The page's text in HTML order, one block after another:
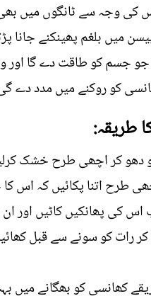
کی وجہ سے ٹانگوں میں بھی
میں بلغم پھینکنے جانا
جو جسم کو طاقت دے گا اور
کو روکنے میں مدد دے
طریقہ:
دھو کر اچھی طرح خشک
طرح اتنا پکائیں کہ اس کا
کی پھانکیں کاٹیں اور ان
کر رات کو سونے سے قبل
کھانسی کو بھگانے میں